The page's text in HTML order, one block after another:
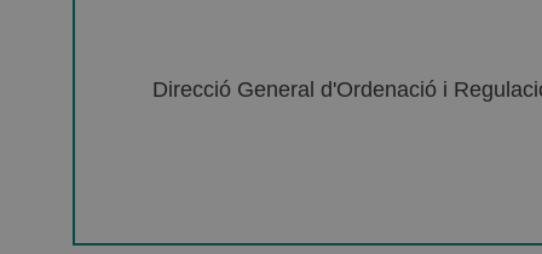
Direcció General d'Ordenació i